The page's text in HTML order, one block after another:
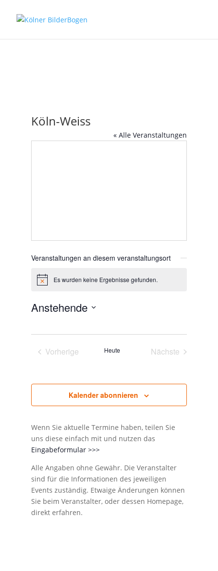
Köln-Weiss
« Alle Veranstaltungen
Veranstaltungen an diesem veranstaltungsort
HinweisEs wurden keine Ergebnisse gefunden.
Anstehende
Vorherige
Heute
Nächste
Kalender abonnieren
Wenn Sie aktuelle Termine haben, teilen Sie
uns diese einfach mit und nutzen das
Eingabeformular >>>
Alle Angaben ohne Gewähr. Die Veranstalter
sind für die Informationen des jeweiligen
Events zuständig. Etwaige Änderungen können
Sie beim Veranstalter, oder dessen Homepage,
direkt erfahren.